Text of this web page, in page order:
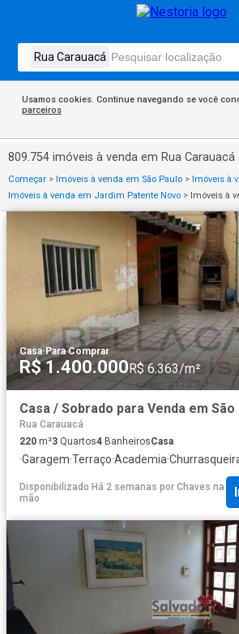
Usamos cookies. Continue navegando se você
parceiros
809.754 imóveis à venda em Rua Carauacá
Começar > Imóveis à venda em São Paulo > Imóveis à
Imóveis à venda em Jardim Patente Novo > Imóveis à
Casa·Para Comprar
R$ 1.400.000R$ 6.363/m²
Rua Carauacá
220 m²3 Quartos4 BanheirosCasa
·Garagem·Terraço·Academia·
Disponibilizado Há 2 semanas por Chaves na
mão